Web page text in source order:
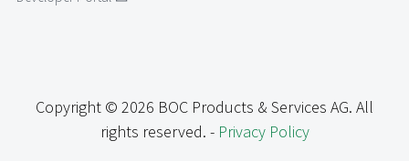
Copyright © 2026 BOC Products & Services AG. All
rights reserved. - Privacy Policy